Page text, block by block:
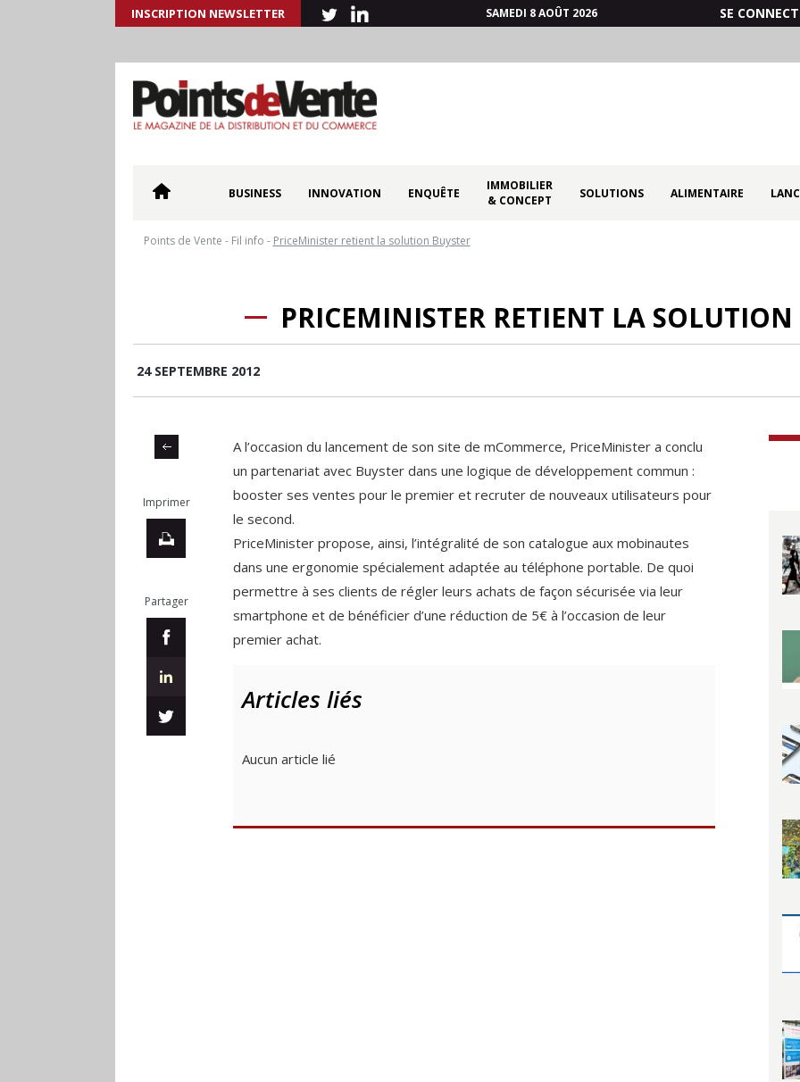
INSCRIPTION NEWSLETTER SAMEDI 8 AOÛT 2026 SE
BUSINESS INNOVATION ENQUÊTE
IMMOBILIER
& CONCEPT
SOLUTIONS ALIMENTAIRE
Points de Vente - Fil info - PriceMinister retient la solution Buyster
PRICEMINISTER RETIENT LA SOLUTION
24 SEPTEMBRE 2012
Imprimer
Partager
A l’occasion du lancement de son site de mCommerce, PriceMinister a conclu
un partenariat avec Buyster dans une logique de développement commun :
booster ses ventes pour le premier et recruter de nouveaux utilisateurs pour
le second.
PriceMinister propose, ainsi, l’intégralité de son catalogue aux mobinautes
dans une ergonomie spécialement adaptée au téléphone portable. De quoi
permettre à ses clients de régler leurs achats de façon sécurisée via leur
smartphone et de bénéficier d’une réduction de 5€ à l’occasion de leur
premier achat.
Articles liés
Aucun article lié